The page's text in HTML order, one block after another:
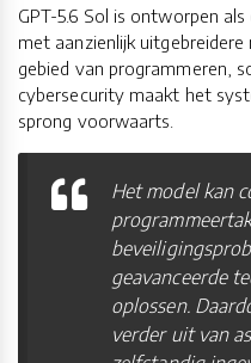
GPT-5.6 Sol is ontworpen
met aanzienlijk
gebied van programmeren,
cybersecurity maakt het
sprong voorwaarts.
Het model kan
geavanceerde
oplossen.
verder uit van